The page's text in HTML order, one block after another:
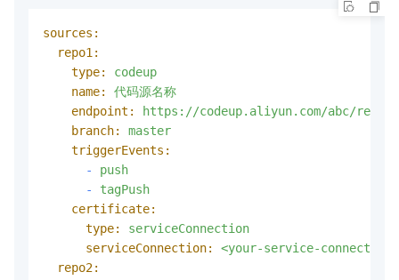
sources:
repo1:
type:
codeup
name:
代码源名称
endpoint:
https://codeup.aliyun.com/abc/
branch:
master
triggerEvents:
-
push
-
tagPush
certificate:
type:
serviceConnection
serviceConnection:
<your-service-
repo2: